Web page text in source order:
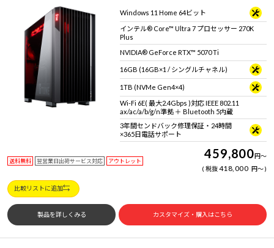
Windows 11 Home 64ビット
インテル® Core™ Ultra 7 プロセッサー 270K
Plus
NVIDIA® GeForce RTX™ 5070 Ti
16GB (16GB×1 / シングルチャネル)
1TB (NVMe Gen4×4)
Wi-Fi 6E( 最大2.4Gbps )対応 IEEE 802.11
ax/ac/a/b/g/n準拠 ＋ Bluetooth 5内蔵
3年間センドバック修理保証・24時間
×365日電話サポート
送料無料 翌営業日出荷サービス対応 アウトレット 459,800円～
税抜418,000 円～
比較リストに追加
製品を詳しくみる カスタマイズ・購入はこちら